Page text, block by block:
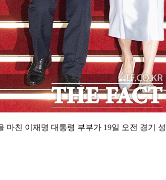
친 이재명 대통령 부부가 19일 오전 경기